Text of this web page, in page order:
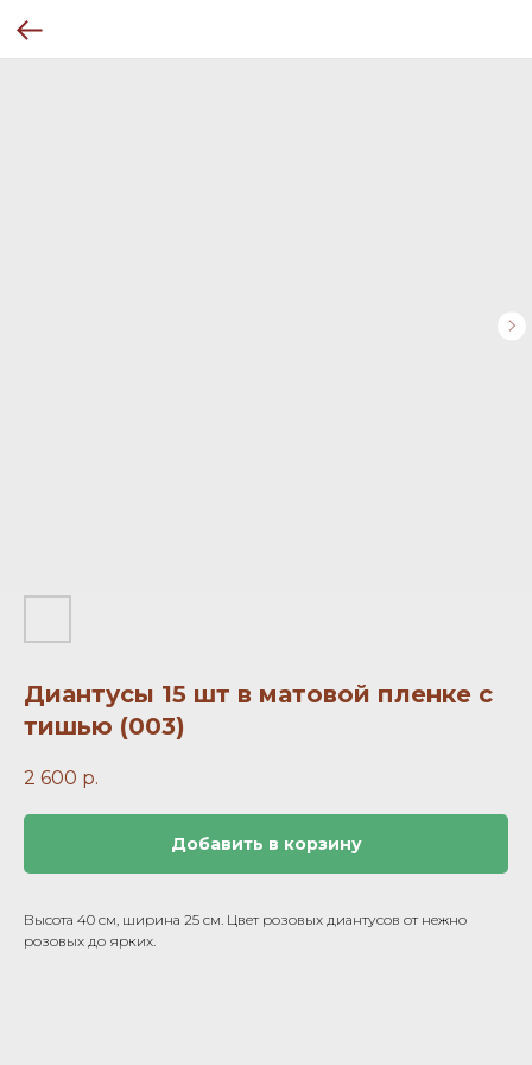
Диантусы 15 шт в матовой пленке с
тишью (003)
2 600 р.
Добавить в корзину
Высота 40 см, ширина 25 см. Цвет розовых диантусов от нежно
розовых до ярких.